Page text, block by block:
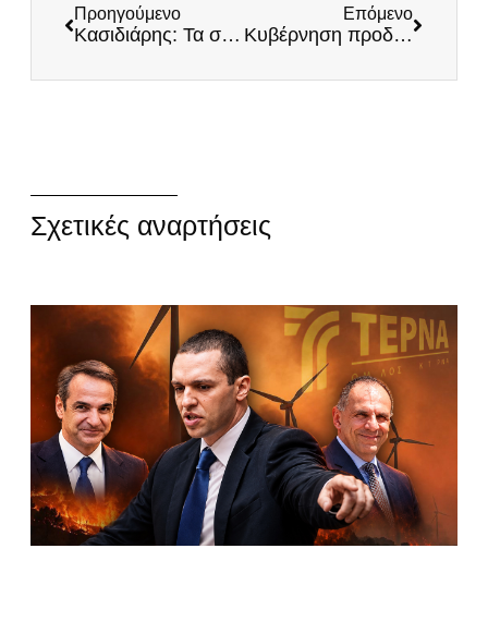
Προηγούμενο
Κασιδιάρης: Τα σκοτεινά πρόσωπα της νέας κυβέρνησης, Διαφθοράς και Εθνικής Μειοδοσίας
Επόμενο
Κυβέρνηση προδοτών και απατεώνων: Σκάνδαλο Τσάφου μετά το Δοξιάδη
Σχετικές αναρτήσεις